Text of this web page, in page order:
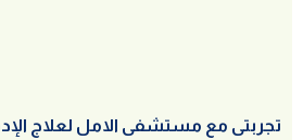
تجربتى مع مستشفى الامل لعلاج